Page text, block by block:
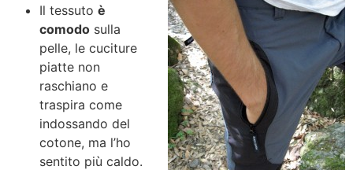
Il tessuto è
comodo sulla
pelle, le cuciture
piatte non
raschiano e
traspira come
indossando del
cotone, ma l’ho
sentito più caldo.